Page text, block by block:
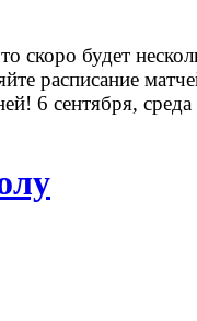
скоро будет
расписание
6 сентября, среда